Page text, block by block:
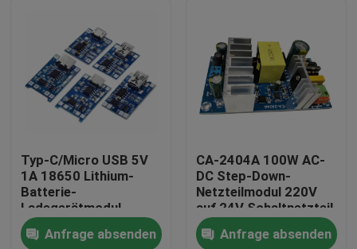
Zu Hause
Typ-C/Micro USB 5V
1A 18650 Lithium-
Batterie-
Ladegerätmodul
TP4056 mit Schutz
und Dual-Funktionen
Anfrage absenden
CA-2404A 100W AC-
DC Step-Down-
Netzteilmodul 220V
auf 24V Schaltnetzteil
Anfrage absenden